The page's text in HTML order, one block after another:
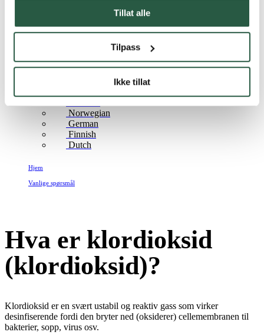
Tillat alle
Tilpass
Ikke tillat
PROTOX ESG-rapport
Språk
Danish
Norwegian
German
Finnish
Dutch
Hjem
Vanlige spørsmål
Hva er klordioksid
(klordioksid)?
Klordioksid er en svært ustabil og reaktiv gass som virker
desinfiserende fordi den bryter ned (oksiderer) cellemembranen til
bakterier, sopp, virus osv.